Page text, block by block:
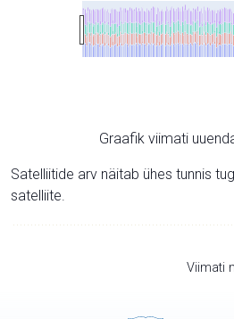
Graafik viimati
Satelliitide arv näitab ühes tunnis
satelliite.
Viimati